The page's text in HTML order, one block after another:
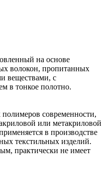
на основе
волокон, пропитанных
веществами, с
в тонкое полотно.
современности,
или метакриловой
в производстве
текстильных изделий.
практически не имеет